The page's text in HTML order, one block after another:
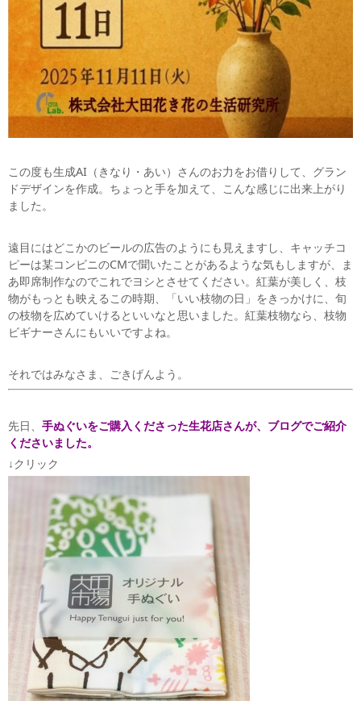
この度も生成AI（きなり・あい）さんのお力をお借りして、グラン
ドデザインを作成。ちょっと手を加えて、こんな感じに出来上がり
ました。
遠目にはどこかのビールの広告のようにも見えますし、キャッチコ
ピーは某コンビニのCMで聞いたことがあるような気もしますが、ま
あ即席制作なのでこれでヨシとさせてください。紅葉が美しく、枝
物がもっとも映えるこの時期、「いい枝物の日」をきっかけに、旬
の枝物を広めていけるといいなと思いました。紅葉枝物なら、枝物
ビギナーさんにもいいですよね。
それではみなさま、ごきげんよう。
先日、 手ぬぐいをご購入くださった生花店さんが、ブログでご紹介
くださいました。
↓クリック